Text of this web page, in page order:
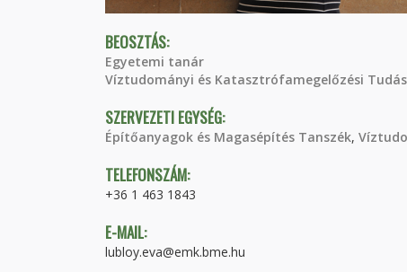
BEOSZTÁS:
Egyetemi tanár
Víztudományi és Katasztrófamegelőzési
SZERVEZETI EGYSÉG:
Építőanyagok és Magasépítés Tanszék,
TELEFONSZÁM:
+36 1 463 1843
E-MAIL:
lubloy.eva@emk.bme.hu